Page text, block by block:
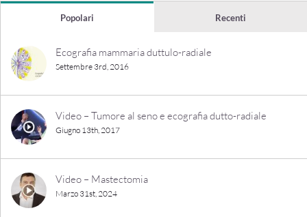
Popolari Recenti
Ecografia mammaria duttulo-radiale
Settembre 3rd, 2016
Video – Tumore al seno e ecografia dutto-radiale
Giugno 13th, 2017
Video – Mastectomia
Marzo 31st, 2024